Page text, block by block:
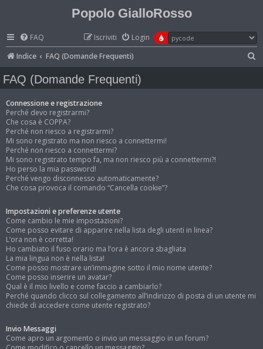
Popolo GialloRosso
FAQ Login
Iscriviti
Indice
FAQ (Domande Frequenti)
FAQ (Domande Frequenti)
Connessione e registrazione
Perché devo registrarmi?
Che cosa è COPPA?
Perché non riesco a registrarmi?
Mi sono registrato ma non riesco a connettermi!
Perché non riesco a connettermi?
Mi sono registrato tempo fa, ma non riesco più a connettermi?!
Ho perso la mia password!
Perché vengo disconnesso automaticamente?
Che cosa provoca il comando “Cancella cookie”?
Impostazioni e preferenze utente
Come cambio le mie impostazioni?
Come posso evitare di apparire nella lista degli utenti in linea?
L’ora non è corretta!
Ho cambiato il fuso orario ma l’ora è ancora sbagliata
La mia lingua non è nella lista!
Come posso mostrare un’immagine sotto il mio nome utente?
Come posso inserire un avatar?
Qual è il mio livello e come faccio a cambiarlo?
Perché quando clicco sul collegamento all’indirizzo di posta di un utente mi
chiede di accedere come utente registrato?
Invio Messaggi
Come apro un argomento o invio un messaggio in un forum?